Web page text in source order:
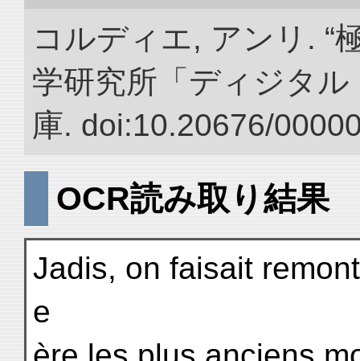
コルディエ, アンリ. “
学研究所「ディジタ
庫. doi:10.20676/
OCR読み取り結果
Jadis, on faisait
e